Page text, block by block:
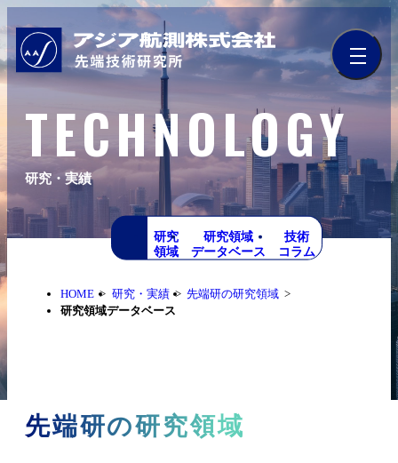
TECHNOLOGY
研究・実績
研究
領域
研究領域
データベース
技術
コラム
HOME 研究・実績
先端研の研究領域
研究領域データベース
先端研の研究領域